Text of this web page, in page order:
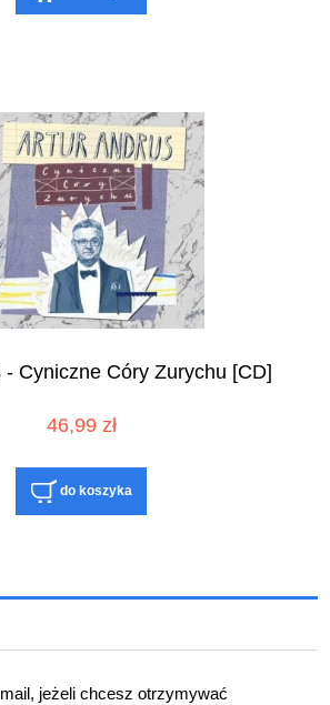
- Cyniczne Córy Zurychu [CD]
46,99 zł
do koszyka
jeżeli chcesz otrzymywać